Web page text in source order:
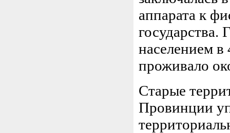
аппарата к
государства.
населением в
проживало
Старые
Провинции